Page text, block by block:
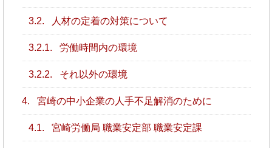
3.2. 人材の定着の対策について
3.2.1. 労働時間内の環境
3.2.2. それ以外の環境
4. 宮崎の中小企業の人手不足解消のために
4.1. 宮崎労働局 職業安定部 職業安定課